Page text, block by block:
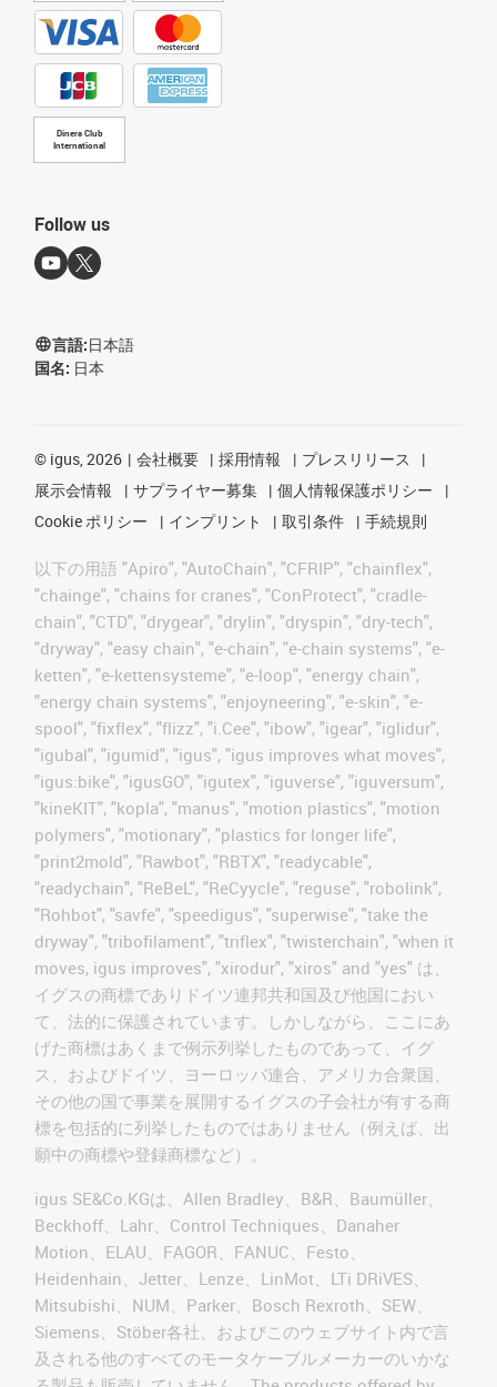
Diners Club
International
Follow us
言語:日本語
国名: 日本
© igus, 2026 会社概要 採用情報
プレスリリース
展示会情報
サプライヤー募集
個人情報保護ポリシー
Cookie ポリシー
インプリント 取引条件 手続規則
以下の用語 "Apiro", "AutoChain", "CFRIP", "chainflex",
"chainge", "chains for cranes", "ConProtect", "cradle-
chain", "CTD", "drygear", "drylin", "dryspin", "dry-tech",
"dryway", "easy chain", "e-chain", "e-chain systems", "e-
ketten", "e-kettensysteme", "e-loop", "energy chain",
"energy chain systems", "enjoyneering", "e-skin", "e-
spool", "fixflex", "flizz", "i.Cee", "ibow", "igear", "iglidur",
"igubal", "igumid", "igus", "igus improves what moves",
"igus:bike", "igusGO", "igutex", "iguverse", "iguversum",
"kineKIT", "kopla", "manus", "motion plastics", "motion
polymers", "motionary", "plastics for longer life",
"print2mold", "Rawbot", "RBTX", "readycable",
"readychain", "ReBeL", "ReCyycle", "reguse", "robolink",
"Rohbot", "savfe", "speedigus", "superwise", "take the
dryway", "tribofilament", "triflex", "twisterchain", "when it
moves, igus improves", "xirodur", "xiros" and "yes" は、
イグスの商標でありドイツ連邦共和国及び他国におい
て、法的に保護されています。しかしながら、ここにあ
げた商標はあくまで例示列挙したものであって、イグ
ス、およびドイツ、ヨーロッパ連合、アメリカ合衆国、
その他の国で事業を展開するイグスの子会社が有する商
標を包括的に列挙したものではありません（例えば、出
願中の商標や登録商標など）。
igus SE&Co.KGは、Allen Bradley、B&R、Baumüller、
Beckhoff、Lahr、Control Techniques、Danaher
Motion、ELAU、FAGOR、FANUC、Festo、
Heidenhain、Jetter、Lenze、LinMot、LTi DRiVES、
Mitsubishi、NUM、Parker、Bosch Rexroth、SEW、
Siemens、Stöber各社、およびこのウェブサイト内で言
及される他のすべてのモータケーブルメーカーのいかな